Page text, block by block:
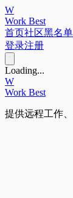
W
Work Best
首页社区黑名单
登录注册
Loading...
W
Work Best
提供远程工作